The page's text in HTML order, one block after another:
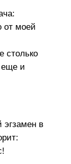
от моей
столько
еще и
эгзамен в